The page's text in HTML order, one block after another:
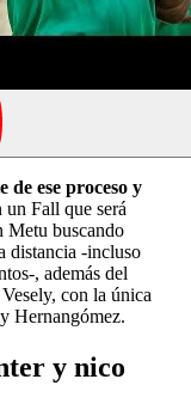
ese proceso y
Fall que será
Metu buscando
distancia -incluso
, además del
con la única
Hernangómez.
y nico